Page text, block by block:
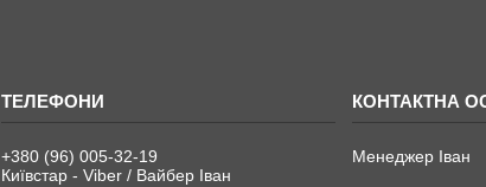
+380 (96) 005-32-19
Київстар - Viber / Вайбер Іван
Менеджер Іван